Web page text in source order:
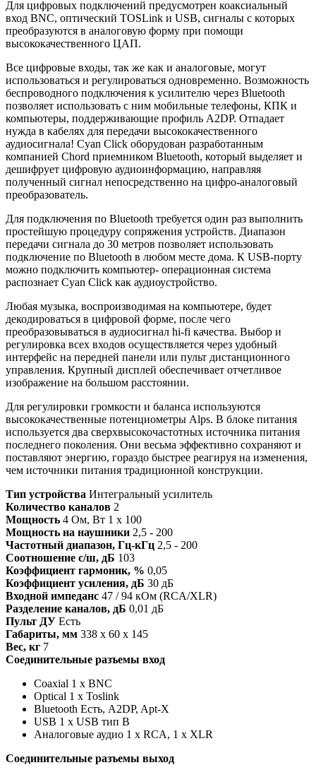
Для цифровых подключений предусмотрен коаксиальный
вход BNC, оптический TOSLink и USB, сигналы с которых
преобразуются в аналоговую форму при помощи
высококачественного ЦАП.
Все цифровые входы, так же как и аналоговые, могут
использоваться и регулироваться одновременно. Возможность
беспроводного подключения к усилителю через Bluetooth
позволяет использовать с ним мобильные телефоны, КПК и
компьютеры, поддерживающие профиль A2DP. Отпадает
нужда в кабелях для передачи высококачественного
аудиосигнала! Cyan Click оборудован разработанным
компанией Chord приемником Bluetooth, который выделяет и
дешифрует цифровую аудиоинформацию, направляя
полученный сигнал непосредственно на цифро-аналоговый
преобразователь.
Для подключения по Bluetooth требуется один раз выполнить
простейшую процедуру сопряжения устройств. Диапазон
передачи сигнала до 30 метров позволяет использовать
подключение по Bluetooth в любом месте дома. К USB-порту
можно подключить компьютер- операционная система
распознает Cyan Click как аудиоустройство.
Любая музыка, воспроизводимая на компьютере, будет
декодироваться в цифровой форме, после чего
преобразовываться в аудиосигнал hi-fi качества. Выбор и
регулировка всех входов осуществляется через удобный
интерфейс на передней панели или пульт дистанционного
управления. Крупный дисплей обеспечивает отчетливое
изображение на большом расстоянии.
Для регулировки громкости и баланса используются
высококачественные потенциометры Alps. В блоке питания
используется два сверхвысокочастотных источника питания
последнего поколения. Они весьма эффективно сохраняют и
поставляют энергию, гораздо быстрее реагируя на изменения,
чем источники питания традиционной конструкции.
Тип устройства Интегральный усилитель
Количество каналов 2
Мощность 4 Ом, Вт 1 х 100
Мощность на наушники 2,5 - 200
Частотный диапазон, Гц-кГц 2,5 - 200
Соотношение с/ш, дБ 103
Коэффициент гармоник, % 0,05
Коэффициент усиления, дБ 30 дБ
Входной импеданс 47 / 94 кОм (RCA/XLR)
Разделение каналов, дБ 0,01 дБ
Пульт ДУ Есть
Габариты, мм 338 х 60 х 145
Вес, кг 7
Соединительные разъемы вход
Coaxial 1 х BNC
Optical 1 х Toslink
Bluetooth Есть, A2DP, Apt-X
USB 1 х USB тип В
Аналоговые аудио 1 x RCA, 1 x XLR
Соединительные разъемы выход